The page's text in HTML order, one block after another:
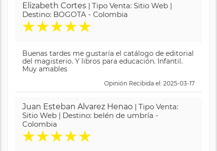
Elizabeth Cortes | Tipo Venta: Sitio Web |
Destino: BOGOTA - Colombia
★★★★★
Buenas tardes me gustaría el catálogo de editorial
del magisterio. Y libros para educación. Infantil.
Muy amables
Opinión Recibida el: 2025-03-17
Juan Esteban Alvarez Henao | Tipo Venta:
Sitio Web | Destino: belén de umbría -
Colombia
★★★★★